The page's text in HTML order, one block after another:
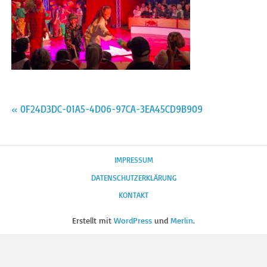
Beitragsnavigation
« 0F24D3DC-01A5-4D06-97CA-3EA45CD9B909
IMPRESSUM
DATENSCHUTZERKLÄRUNG
KONTAKT
Erstellt mit WordPress und Merlin.